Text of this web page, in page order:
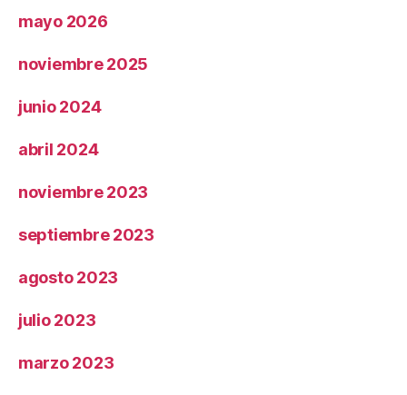
mayo 2026
noviembre 2025
junio 2024
abril 2024
noviembre 2023
septiembre 2023
agosto 2023
julio 2023
marzo 2023